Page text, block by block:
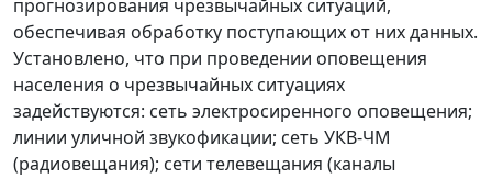
прогнозирования чрезвычайных ситуаций,
обеспечивая обработку поступающих от них данных.
Установлено, что при проведении оповещения
населения о чрезвычайных ситуациях
задействуются: сеть электросиренного оповещения;
линии уличной звукофикации; сеть УКВ-ЧМ
(радиовещания); сети телевещания (каналы